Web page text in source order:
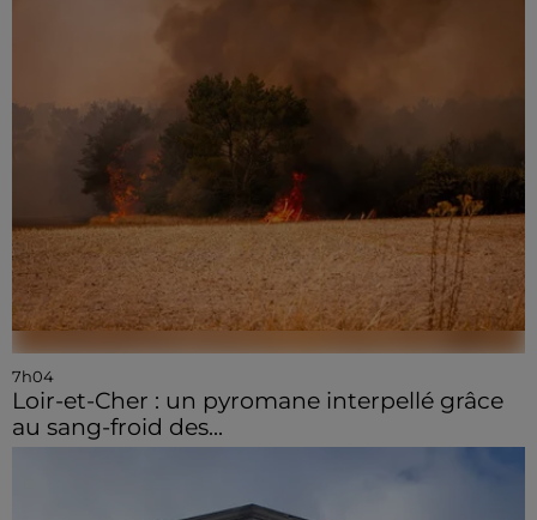
7h04
Loir-et-Cher : un pyromane interpellé grâce
au sang-froid des...